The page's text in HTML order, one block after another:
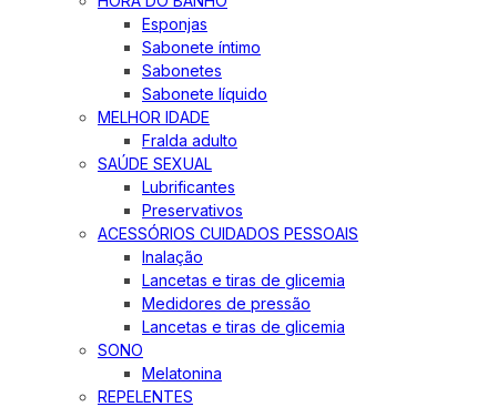
Esponjas
Sabonete íntimo
Sabonetes
Sabonete líquido
MELHOR IDADE
Fralda adulto
SAÚDE SEXUAL
Lubrificantes
Preservativos
ACESSÓRIOS CUIDADOS PESSOAIS
Inalação
Lancetas e tiras de glicemia
Medidores de pressão
Lancetas e tiras de glicemia
SONO
Melatonina
REPELENTES